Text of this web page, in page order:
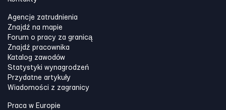
Agencje zatrudnienia
Znajdź na mapie
Forum o pracy za granicą
Znajdź pracownika
Katalog zawodów
Statystyki wynagrodzeń
Przydatne artykuły
Wiadomości z zagranicy
Praca w Europie